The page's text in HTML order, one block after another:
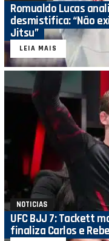
Romualdo Lucas
desmistifica: “Não
Jitsu”
LEIA MAIS
NOTICIAS
UFC BJJ 7: Tackett
finaliza Carlos e